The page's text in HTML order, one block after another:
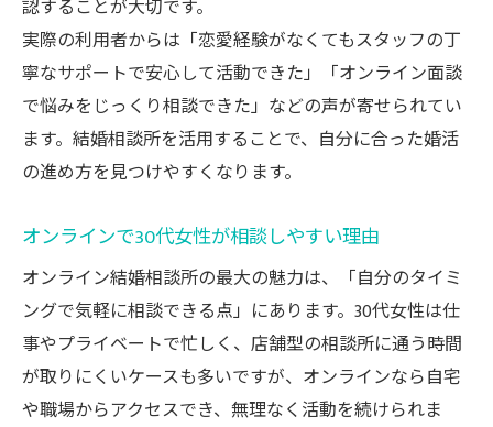
認することが大切です。
実際の利用者からは「恋愛経験がなくてもスタッフの丁
寧なサポートで安心して活動できた」「オンライン面談
で悩みをじっくり相談できた」などの声が寄せられてい
ます。結婚相談所を活用することで、自分に合った婚活
の進め方を見つけやすくなります。
オンラインで30代女性が相談しやすい理由
オンライン結婚相談所の最大の魅力は、「自分のタイミ
ングで気軽に相談できる点」にあります。30代女性は仕
事やプライベートで忙しく、店舗型の相談所に通う時間
が取りにくいケースも多いですが、オンラインなら自宅
や職場からアクセスでき、無理なく活動を続けられま